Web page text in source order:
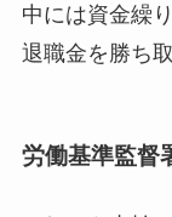
中には資金繰
退職金を勝ち
労働基準監督